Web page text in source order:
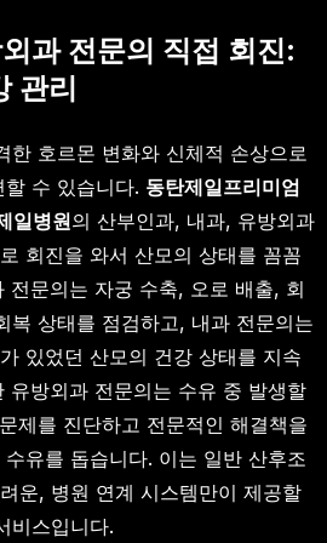
과 전문의 직접 회진:
관리
한 호르몬 변화와 신체적 손상으로
수 있습니다. 동탄제일프리미엄
일병원의 산부인과, 내과, 유방외과
회진을 와서 산모의 상태를 꼼꼼
전문의는 자궁 수축, 오로 배출, 회
복 상태를 점검하고, 내과 전문의는
있었던 산모의 건강 상태를 지속
유방외과 전문의는 수유 중 발생할
제를 진단하고 전문적인 해결책을
유를 돕습니다. 이는 일반 산후조
운, 병원 연계 시스템만이 제공할
비스입니다.